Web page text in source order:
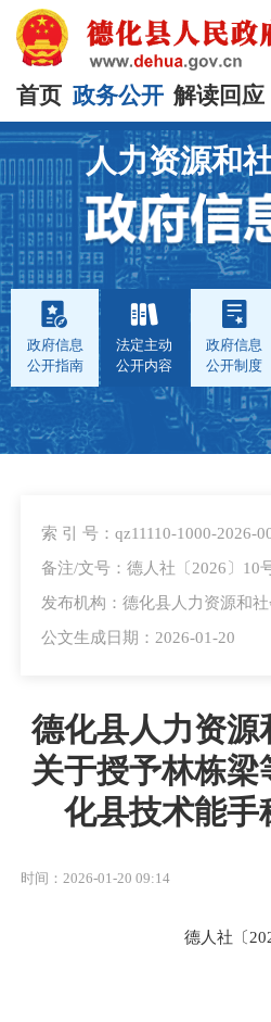
首页 政务公开 解读回应
人力资源和
政府信息
公开指南
法定主动
公开内容
政府信息
公开制度
索 引 号：qz11110-1000-2026-
备注/文号：德人社〔2026〕10
发布机构：德化县人力资源和
公文生成日期：2026-01-20
德化县人力资源
关于授予林栋梁
化县技术能手
时间：2026-01-20 09:14
德人社〔